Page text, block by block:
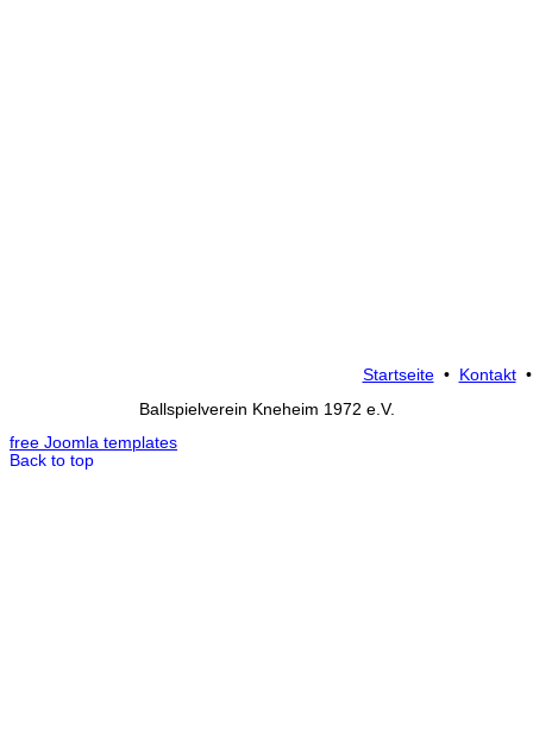
Startseite• Kontakt
Ballspielverein Kneheim 1972 e.V.
free Joomla templates
Back to top